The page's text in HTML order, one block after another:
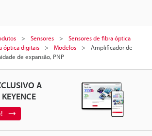
Sensores
Sensores de fibra óptica
óptica digitais
Modelos
Amplificador de
de expansão, PNP
A